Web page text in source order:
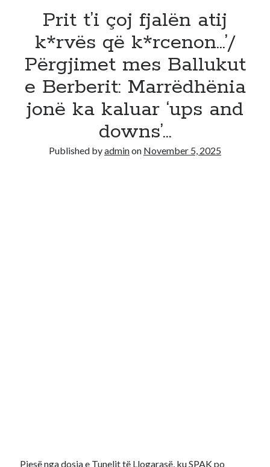
Prit t’i çoj fjalën atij
k*rvës që k*rcenon…’/
Përgjimet mes Ballukut
e Berberit: Marrëdhënia
jonë ka kaluar ‘ups and
downs’…
Published byadminon November 5, 2025
Pjesë nga dosja e Tunelit të Llogarasë, ku SPAK po